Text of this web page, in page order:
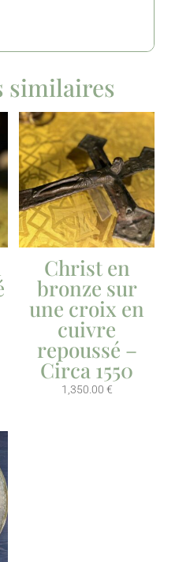
similaires
Christ en
bronze sur
une croix en
cuivre
repoussé –
Circa 1550
1,350.00 €